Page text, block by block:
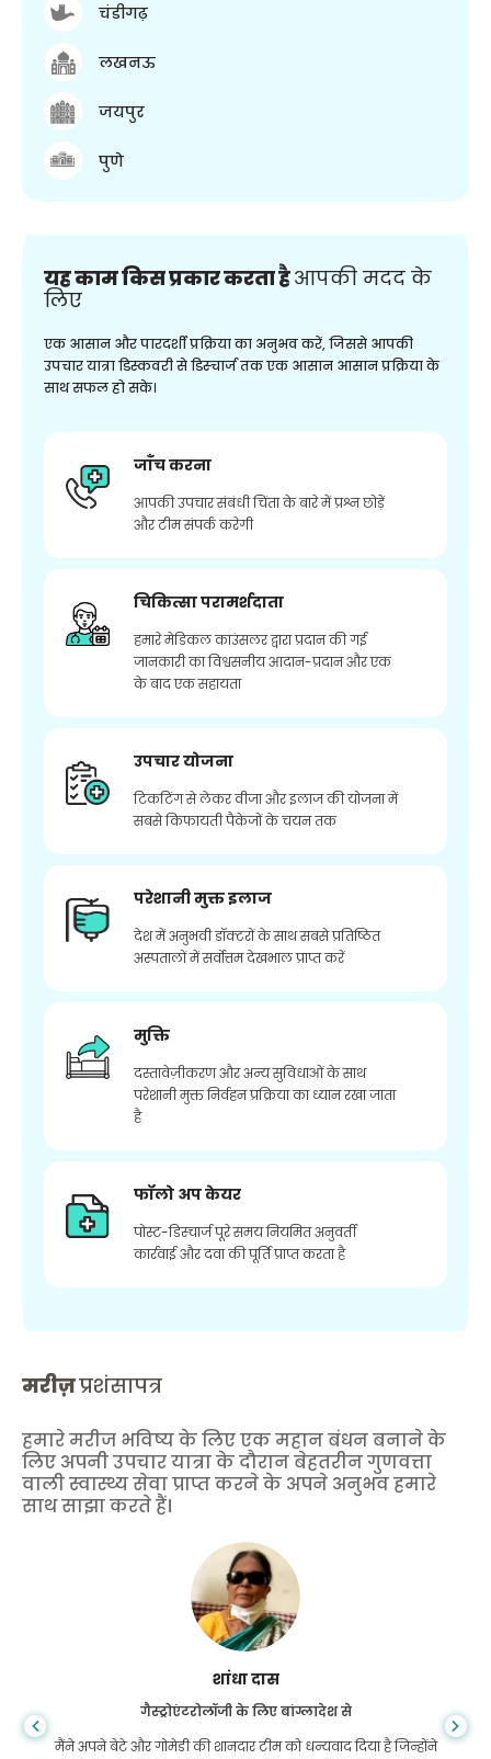
चंडीगढ़
लखनऊ
जयपुर
पुणे
यह काम किस प्रकार करता हैआपकी मदद के
लिए
एक आसान और पारदर्शी प्रक्रिया का अनुभव करें, जिससे आपकी
उपचार यात्रा डिस्कवरी से डिस्चार्ज तक एक आसान आसान प्रक्रिया के
साथ सफल हो सके।
जाँच करना
आपकी उपचार संबंधी चिंता के बारे में प्रश्न छोड़ें
और टीम संपर्क करेगी
चिकित्सा परामर्शदाता
हमारे मेडिकल काउंसलर द्वारा प्रदान की गई
जानकारी का विश्वसनीय आदान-प्रदान और एक
के बाद एक सहायता
उपचार योजना
टिकटिंग से लेकर वीजा और इलाज की योजना में
सबसे किफायती पैकेजों के चयन तक
परेशानी मुक्त इलाज
देश में अनुभवी डॉक्टरों के साथ सबसे प्रतिष्ठित
अस्पतालों में सर्वोत्तम देखभाल प्राप्त करें
मुक्ति
दस्तावेज़ीकरण और अन्य सुविधाओं के साथ
परेशानी मुक्त निर्वहन प्रक्रिया का ध्यान रखा जाता
है
फॉलो अप केयर
पोस्ट-डिस्चार्ज पूरे समय नियमित अनुवर्ती
कार्रवाई और दवा की पूर्ति प्राप्त करता है
मरीज़प्रशंसापत्र
हमारे मरीज भविष्य के लिए एक महान बंधन बनाने के
लिए अपनी उपचार यात्रा के दौरान बेहतरीन गुणवत्ता
वाली स्वास्थ्य सेवा प्राप्त करने के अपने अनुभव हमारे
साथ साझा करते हैं।
शांधा दास
गैस्ट्रोएंटरोलॉजी के लिए बांग्लादेश से
मैंने अपने बेटे और गोमेडी की शानदार टीम को धन्यवाद दिया है जिन्होंने